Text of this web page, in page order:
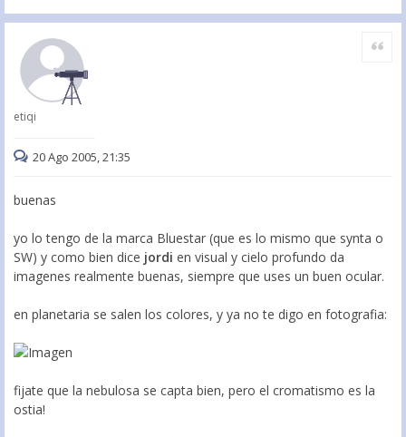
etiqi
Citar
20 Ago 2005, 21:35
buenas
yo lo tengo de la marca Bluestar (que es lo mismo que synta o
SW) y como bien dice jordi en visual y cielo profundo da
imagenes realmente buenas, siempre que uses un buen ocular.
en planetaria se salen los colores, y ya no te digo en fotografia:
fijate que la nebulosa se capta bien, pero el cromatismo es la
ostia!